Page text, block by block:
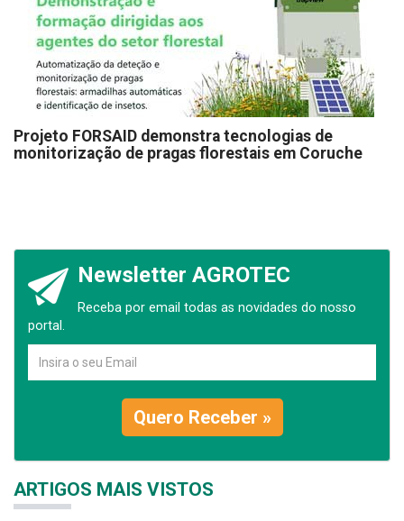
Projeto FORSAID demonstra tecnologias de
monitorização de pragas florestais em Coruche
Newsletter AGROTEC
Receba por email todas as novidades do nosso
portal.
Quero Receber »
ARTIGOS MAIS VISTOS